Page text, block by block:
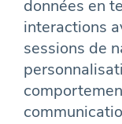
données en
interactions
sessions de